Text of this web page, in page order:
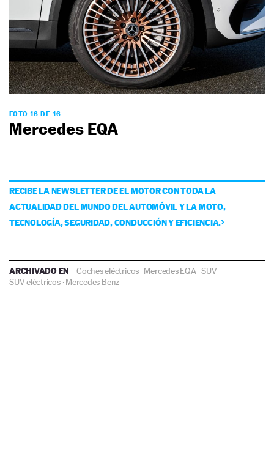
FOTO 16 DE 16
Mercedes EQA
RECIBE LA NEWSLETTER DE EL MOTOR CON TODA LA
ACTUALIDAD DEL MUNDO DEL AUTOMÓVIL Y LA MOTO,
TECNOLOGÍA, SEGURIDAD, CONDUCCIÓN Y EFICIENCIA.
ARCHIVADO EN Coches eléctricos ·Mercedes EQA·SUV ·
SUV eléctricos·Mercedes Benz